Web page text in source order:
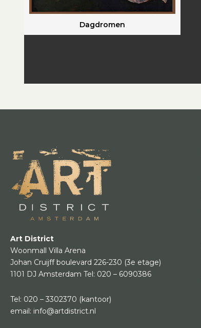
Dagdromen
Art District
Woonmall Villa Arena
Johan Cruijff boulevard 226-230 (3e etage)
1101 DJ Amsterdam Tel: 020 – 6090386
Tel: 020 – 3302370 (kantoor)
email: info@artdistrict.nl